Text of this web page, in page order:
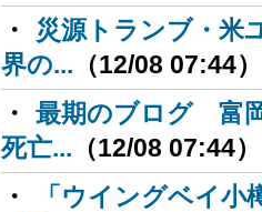
・
災源トランブ・
界の... （12/08 07:44）
・ 最期のブログ 富
死亡... （12/08 07:44）
・
「ウイングベイ